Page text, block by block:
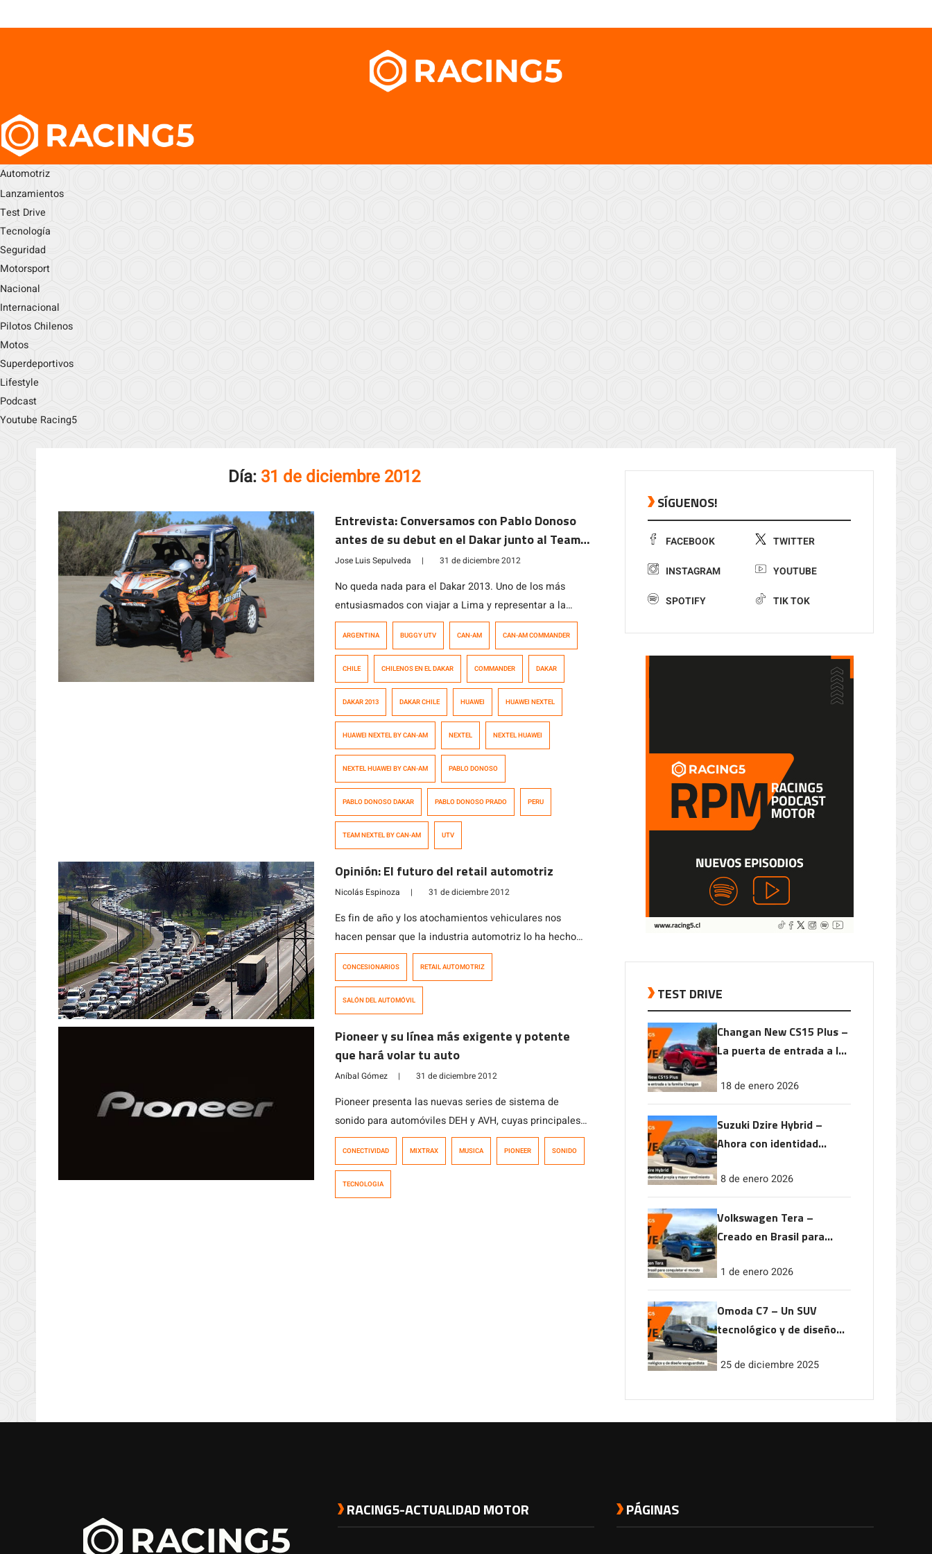
Automotriz
Lanzamientos
Test Drive
Tecnología
Seguridad
Motorsport
Nacional
Internacional
Pilotos Chilenos
Motos
Superdeportivos
Lifestyle
Podcast
Youtube Racing5
Día: 31 de diciembre 2012
Entrevista: Conversamos con Pablo Donoso
antes de su debut en el Dakar junto al Team
Nextel Huawei by Can-Am
Jose Luis Sepulveda | 31 de diciembre 2012
No queda nada para el Dakar 2013. Uno de los más
entusiasmados con viajar a Lima y representar a la
bandera nacional es el piloto internacional del
será fácil, pero a Donoso le encantan los desafíos y en
[…]
ARGENTINA BUGGY UTV CAN-AM CAN-AM COMMANDER
CHILE CHILENOS EN EL DAKAR COMMANDER DAKAR
DAKAR 2013 DAKAR CHILE HUAWEI HUAWEI NEXTEL
HUAWEI NEXTEL BY CAN-AM NEXTEL NEXTEL HUAWEI
NEXTEL HUAWEI BY CAN-AM PABLO DONOSO
PABLO DONOSO DAKAR PABLO DONOSO PRADO PERU
TEAM NEXTEL BY CAN-AM UTV
Opinión: El futuro del retail automotriz
Nicolás Espinoza | 31 de diciembre 2012
Es fin de año y los atochamientos vehiculares nos
hacen pensar que la industria automotriz lo ha hecho
bastante bien vendiendo automóviles replicando el
modelo un sistema que funcionará en los próximos
años? ¿Está la industria automotriz chilena innovando
en materia de retail? Probablemente la respuesta […]
CONCESIONARIOS RETAIL AUTOMOTRIZ
SALÓN DEL AUTOMÓVIL
Pioneer y su línea más exigente y potente
que hará volar tu auto
Aníbal Gómez | 31 de diciembre 2012
Pioneer presenta las nuevas series de sistema de
sonido para automóviles DEH y AVH, cuyas principales
características son el buen sonido y la personalización.
CONECTIVIDAD MIXTRAX MUSICA PIONEER SONIDO
TECNOLOGIA
SÍGUENOS!
FACEBOOK TWITTER
INSTAGRAM YOUTUBE
SPOTIFY TIK TOK
TEST DRIVE
Changan New CS15 Plus –
La puerta de entrada a la
18 de enero 2026
Suzuki Dzire Hybrid –
Ahora con identidad
rendimiento
8 de enero 2026
Volkswagen Tera –
Creado en Brasil para
1 de enero 2026
Omoda C7 – Un SUV
tecnológico y de diseño
25 de diciembre 2025
RACING5-ACTUALIDAD MOTOR PÁGINAS